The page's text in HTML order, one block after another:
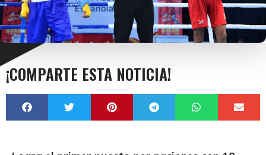
¡COMPARTE ESTA NOTICIA!